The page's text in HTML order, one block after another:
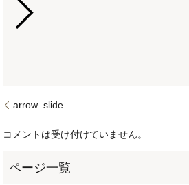
arrow_slide
コメントは受け付けていません。